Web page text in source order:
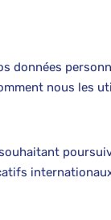
données
nous les